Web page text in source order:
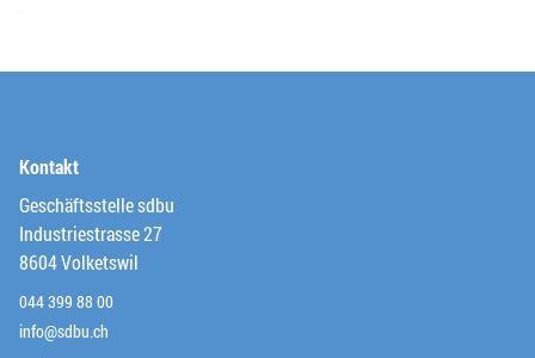
Kontakt
Geschäftsstelle sdbu
Industriestrasse 27
8604 Volketswil
044 399 88 00
info@sdbu.ch